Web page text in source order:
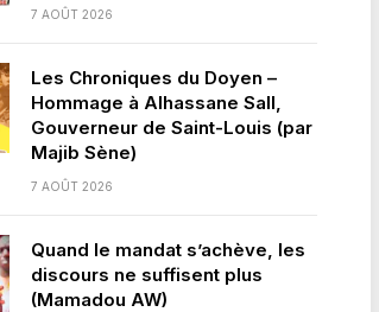
7 AOÛT 2026
Les Chroniques du Doyen –
Hommage à Alhassane Sall,
Gouverneur de Saint-Louis (par
Majib Sène)
7 AOÛT 2026
Quand le mandat s’achève, les
discours ne suffisent plus
(Mamadou AW)